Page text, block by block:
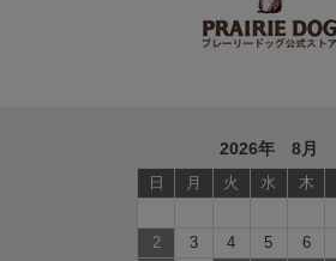
2026年 8月
日 月 火 水 木
2
3 4 5 6